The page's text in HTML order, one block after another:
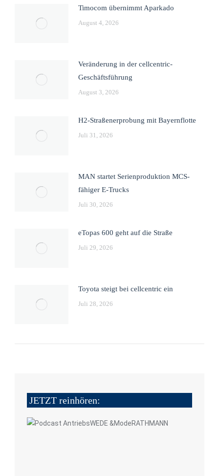
Timocom übernimmt Aparkado
August 4, 2026
Veränderung in der cellcentric-
Geschäftsführung
August 3, 2026
H2-Straßenerprobung mit Bayernflotte
Juli 31, 2026
MAN startet Serienproduktion MCS-
fähiger E-Trucks
Juli 30, 2026
eTopas 600 geht auf die Straße
Juli 29, 2026
Toyota steigt bei cellcentric ein
Juli 28, 2026
JETZT reinhören: